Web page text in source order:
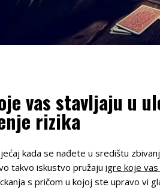
vas stavljaju u
rizika
kada se nađete u središtu
takvo iskustvo pružaju igre koje
s pričom u kojoj ste upravo vi